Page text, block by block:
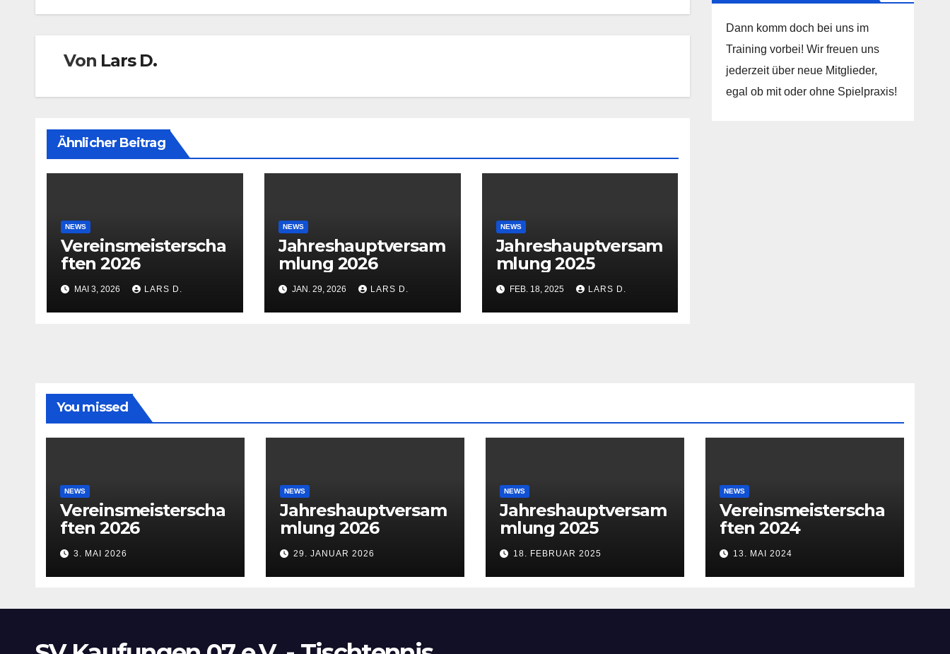
Von Lars D.
Ähnlicher Beitrag
NEWS
Vereinsmeisterscha
ften 2026
MAI 3, 2026 LARS D.
NEWS
Jahreshauptversam
mlung 2026
JAN. 29, 2026 LARS D.
NEWS
Jahreshauptversam
mlung 2025
FEB. 18, 2025 LARS D.
Dann komm doch bei uns im
Training vorbei! Wir freuen uns
jederzeit über neue Mitglieder,
egal ob mit oder ohne Spielpraxis!
You missed
NEWS
Vereinsmeisterscha
ften 2026
3. MAI 2026
NEWS
Jahreshauptversam
mlung 2026
29. JANUAR 2026
NEWS
Jahreshauptversam
mlung 2025
18. FEBRUAR 2025
NEWS
Vereinsmeisterscha
ften 2024
13. MAI 2024